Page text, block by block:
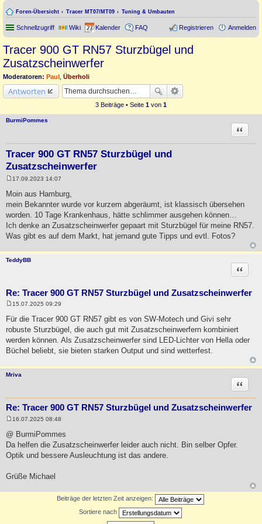
Foren-Übersicht Tracer MT07/MT09 Tuning & Umbauten
Schnellzugriff Wiki Kalender FAQ Anmelden
Registrieren
Tracer 900 GT RN57 Sturzbügel und
Zusatzscheinwerfer
Moderatoren: Paul Überholi
Antworten
3 Beiträge • Seite 1 von 1
BurmiPommes
Tracer 900 GT RN57 Sturzbügel und
Zusatzscheinwerfer
Zitat
i
t
a
g
17.09.2023 14:07
Moin aus Hamburg,
mein Bekannter wurde vor kurzem abgeräumt, ist klassisch übersehen
worden. 10 Tage Krankenhaus, hätte schlimmer ausgehen können…
Ich denke an Zusatzscheinwerfer gepaart mit Sturzbügel für meine RN57.
Was gibt es auf dem Markt, hat jemand gute Tipps und evtl. Fotos?
TeddyBB
Re: Tracer 900 GT RN57 Sturzbügel und Zusatzscheinwerfer
Zitat
e
i
t
a
g
15.07.2025 09:29
Für die Tracer 900 GT RN57 gibt es von SW-Motech und Givi sehr
robuste Sturzbügel, die auch gut mit Zusatzscheinwerfern kombiniert
werden können. Als Zusatzscheinwerfer sind LED-Lichter von Hella oder
Büchel beliebt, sie bieten starken Output und sind wetterfest.
Mriva
Re: Tracer 900 GT RN57 Sturzbügel und Zusatzscheinwerfer
Zitat
e
t
a
16.07.2025 08:48
@ BurmiPommes
Da helfen die Zusatzscheinwerfer leider auch nicht. Bin selber Opfer.
Optik und bessere Ausleuchtung ist das andere.
Grüße Michael
Beiträge der letzten Zeit anzeigen:
Sortiere nach